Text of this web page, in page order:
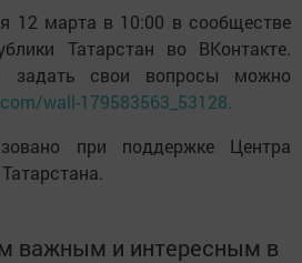
12 марта в 10:00 в сообществе
Татарстан во ВКонтакте.
задать свои вопросы можно
wall-179583563_53128.
при поддержке Центра
важным и интересным в